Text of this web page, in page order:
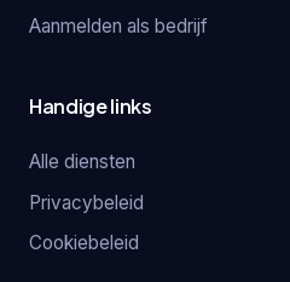
Aanmelden als bedrijf
Handige links
Alle diensten
Privacybeleid
Cookiebeleid